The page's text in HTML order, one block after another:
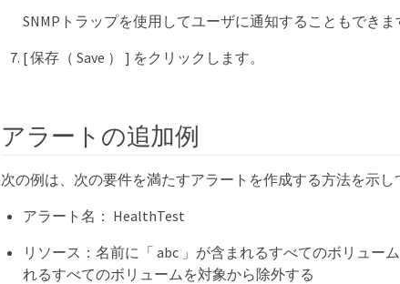
SNMPトラップを使用してユーザに通知することもできま
[ 保存（ Save ） ] をクリックします。
アラートの追加例
次の例は、次の要件を満たすアラートを作成する方法を示し
アラート名： HealthTest
リソース：名前に「 abc 」が含まれるすべてのボリュー
れるすべてのボリュームを対象から除外する